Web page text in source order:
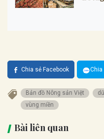
Chia sẻ Facebook Chia
Bản đồ Nông sản Việt
vùng miền
Bài liên quan